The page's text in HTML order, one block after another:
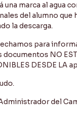
una marca al agua
del alumno que
la descarga.
para
documentos NO
DESDE LA
del